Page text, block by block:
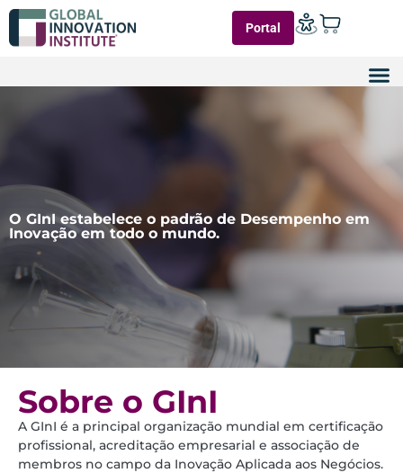
Portal
O GInI estabelece o padrão de Desempenho em
Inovação em todo o mundo.
Sobre o GInI
A GInI é a principal organização mundial em certificação
profissional, acreditação empresarial e associação de
membros no campo da Inovação Aplicada aos Negócios.